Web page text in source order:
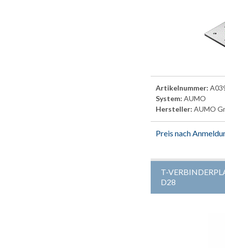
Artikelnummer:
System: AUMO
Hersteller: AUMO
Preis nach
T-
D28